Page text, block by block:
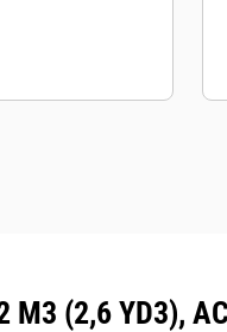
M3 (2,6 YD3),